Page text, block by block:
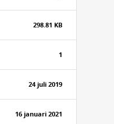
298.81 KB
1
24 juli 2019
16 januari 2021